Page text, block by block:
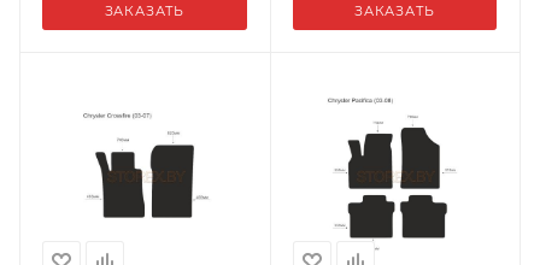
ЗАКАЗАТЬ ЗАКАЗАТЬ